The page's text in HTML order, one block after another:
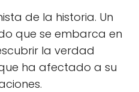
de la historia. Un
que se embarca en
la verdad
ha afectado a su